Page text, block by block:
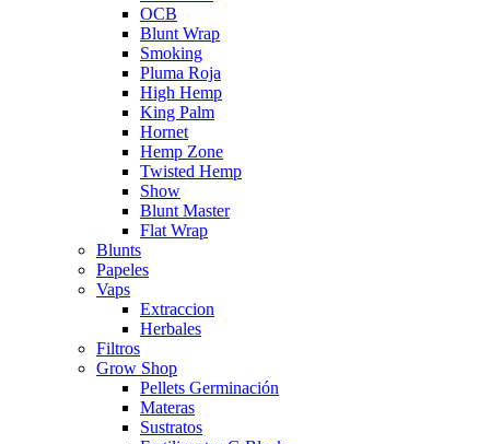
OCB
Blunt Wrap
Smoking
Pluma Roja
High Hemp
King Palm
Hornet
Hemp Zone
Twisted Hemp
Show
Blunt Master
Flat Wrap
Blunts
Papeles
Vaps
Extraccion
Herbales
Filtros
Grow Shop
Pellets Germinación
Materas
Sustratos